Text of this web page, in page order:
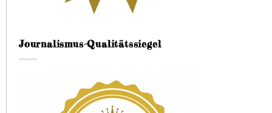
Journalismus-Qualitätssiegel